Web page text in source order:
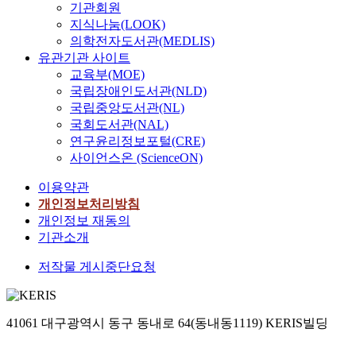
기관회원
지식나눔(LOOK)
의학전자도서관(MEDLIS)
유관기관 사이트
교육부(MOE)
국립장애인도서관(NLD)
국립중앙도서관(NL)
국회도서관(NAL)
연구윤리정보포털(CRE)
사이언스온 (ScienceON)
이용약관
개인정보처리방침
개인정보 재동의
기관소개
저작물 게시중단요청
41061 대구광역시 동구 동내로 64(동내동1119) KERIS빌딩